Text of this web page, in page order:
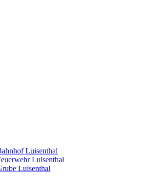
Luisenthal
Luisenthal
Luisenthal